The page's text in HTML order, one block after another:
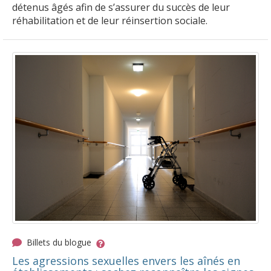
détenus âgés afin de s’assurer du succès de leur
réhabilitation et de leur réinsertion sociale.
Billets du blogue
Les agressions sexuelles envers les aînés en